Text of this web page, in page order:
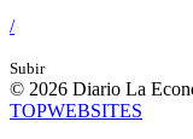
/
Subir
© 2026 Diario La
TOPWEBSITES